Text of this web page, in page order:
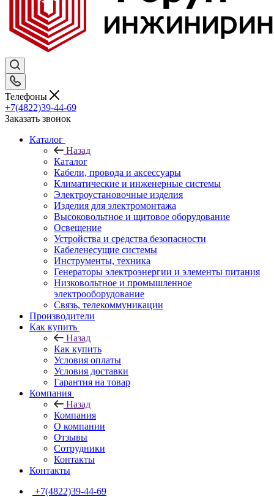
Телефоны
+7(4822)39-44-69
Заказать звонок
Каталог
Назад
Каталог
Кабели, провода и аксессуары
Климатические и инженерные системы
Электроустановочные изделия
Изделия для электромонтажа
Высоковольтное и щитовое оборудование
Освещение
Устройства и средства безопасности
Кабеленесущие системы
Инструменты, техника
Генераторы электроэнергии и элементы питания
Низковольтное и промышленное
электрооборудование
Связь, телекоммуникации
Производители
Как купить
Назад
Как купить
Условия оплаты
Условия доставки
Гарантия на товар
Компания
Назад
Компания
О компании
Отзывы
Сотрудники
Контакты
Контакты
+7(4822)39-44-69